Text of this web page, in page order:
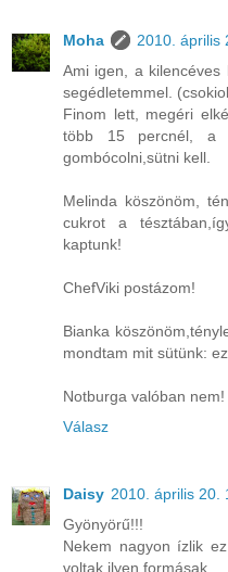
Moha
2010. április
Ami igen, a kilencéves
segédletemmel.
Finom lett, megéri
több 15 percnél, a
gombócolni,sütni kell.
Melinda köszönöm,
cukrot a
kaptunk!
ChefViki postázom!
Bianka
mondtam mit sütünk:
Notburga valóban nem!
Válasz
Daisy 2010. április 20.
Gyönyörű!!!
Nekem nagyon ízlik
voltak ilyen formásak.